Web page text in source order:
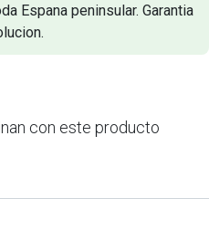
Espana peninsular. Garantia
con este producto